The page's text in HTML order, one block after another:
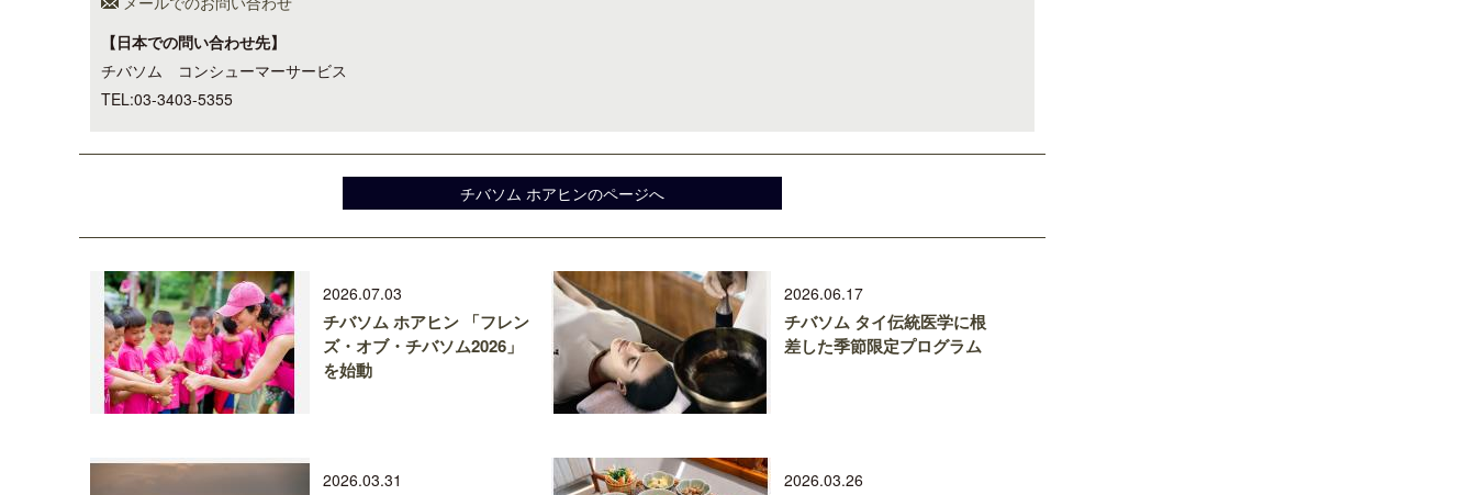
【日本での問い合わせ先】
チバソム コンシューマーサービス
TEL:03-3403-5355
チバソム ホアヒンのページへ
2026.07.03
チバソム ホアヒン 「フレン
ズ・オブ・チバソム2026」
を始動
2026.06.17
チバソム タイ伝統医学に根
差した季節限定プログラム
2026.03.31 2026.03.26